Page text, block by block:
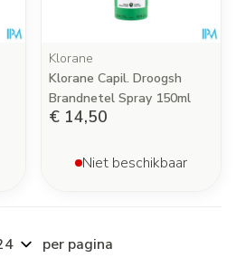
Klorane
Klorane Capil. Droogsh
Brandnetel Spray 150ml
€ 14,50
Niet beschikbaar
per pagina